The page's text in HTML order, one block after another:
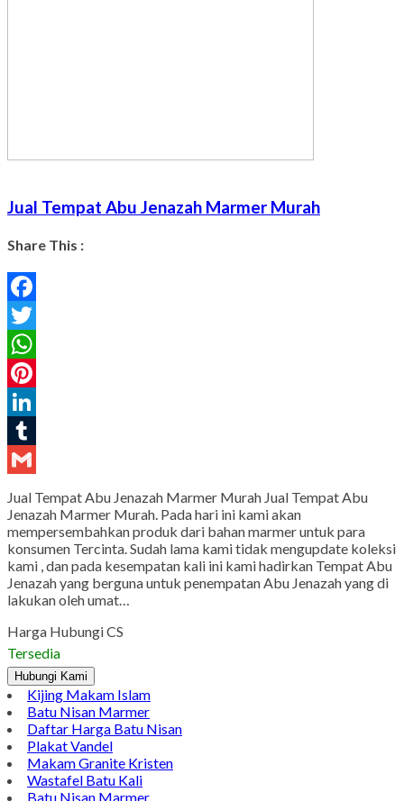
Jual Tempat Abu Jenazah Marmer Murah
Share This :
Facebook
Twitter
WhatsApp
Pinterest
LinkedIn
Tumblr
Jual Tempat Abu Jenazah Marmer Murah Jual Tempat Abu
Jenazah Marmer Murah. Pada hari ini kami akan
mempersembahkan produk dari bahan marmer untuk para
konsumen Tercinta. Sudah lama kami tidak mengupdate koleksi
kami , dan pada kesempatan kali ini kami hadirkan Tempat Abu
Jenazah yang berguna untuk penempatan Abu Jenazah yang di
lakukan oleh umat…
Harga Hubungi CS
Tersedia
Hubungi Kami
Kijing Makam Islam
Batu Nisan Marmer
Daftar Harga Batu Nisan
Plakat Vandel
Makam Granite Kristen